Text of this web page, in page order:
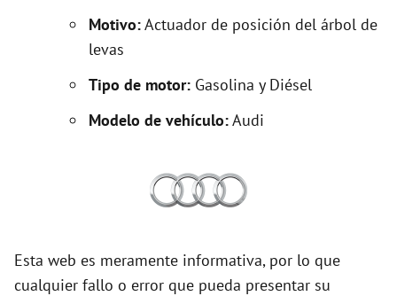
Motivo:Actuador de posición del árbol de
levas
Tipo de motor: Gasolina y Diésel
Modelo de vehículo:Audi
Esta web es meramente informativa, por lo que
cualquier fallo o error que pueda presentar su